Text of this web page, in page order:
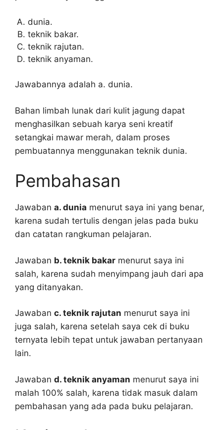
dunia.
teknik bakar.
teknik rajutan.
teknik anyaman.
Jawabannya adalah a. dunia.
Bahan limbah lunak dari kulit jagung dapat
menghasilkan sebuah karya seni kreatif
setangkai mawar merah, dalam proses
pembuatannya menggunakan teknik dunia.
Pembahasan
Jawaban a. dunia menurut saya ini yang benar,
karena sudah tertulis dengan jelas pada buku
dan catatan rangkuman pelajaran.
Jawaban b. teknik bakar menurut saya ini
salah, karena sudah menyimpang jauh dari apa
yang ditanyakan.
Jawaban c. teknik rajutan menurut saya ini
juga salah, karena setelah saya cek di buku
ternyata lebih tepat untuk jawaban pertanyaan
lain.
Jawaban d. teknik anyaman menurut saya ini
malah 100% salah, karena tidak masuk dalam
pembahasan yang ada pada buku pelajaran.